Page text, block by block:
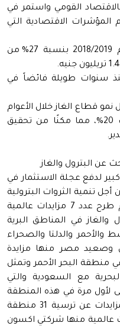
القومي واستمر في
الاقتصادية التي
● ساهم قطاع البترول والغاز عام 2018/2019 بنسبة 27% من
سنوات طويلة فائضاً في
قطاع الغاز خلال الأعوام
السابقة من سالب 11% إلى موجب 20%، مما مكنًا من تحقيق
عن البترول والغاز
لدفع عجلة الاستثمار في
تنمية الثروات البترولية
وتحقيق اكتشافات جديدة ، حيث تم طرح عدد 7 مزايدات عالمية
والغاز في المناطق البرية
والأحمر والدلتا والصحراء
وصعيد مصر منها مزايدة
منطقة البحر الأحمر وتمثل
مع السعودية والتي
لأول مرة في هذه المنطقة
البكر الواعدة ، وقد أسفرت تلك المزايدات عن ترسية 31 منطقة
عالمية منها شركتي اكسون